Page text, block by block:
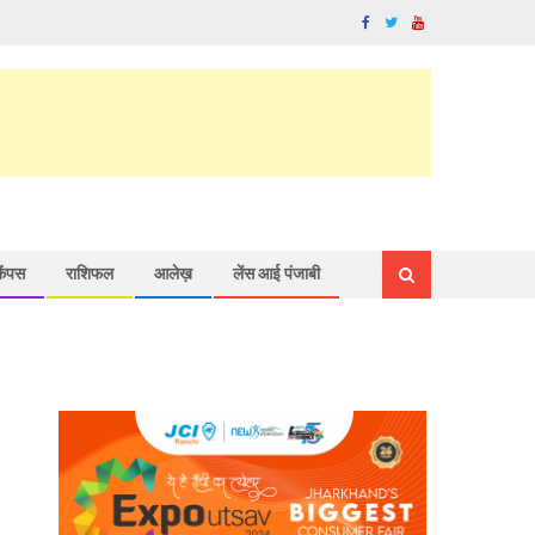
राशिफल आलेख़ लेंस आई पंजाबी